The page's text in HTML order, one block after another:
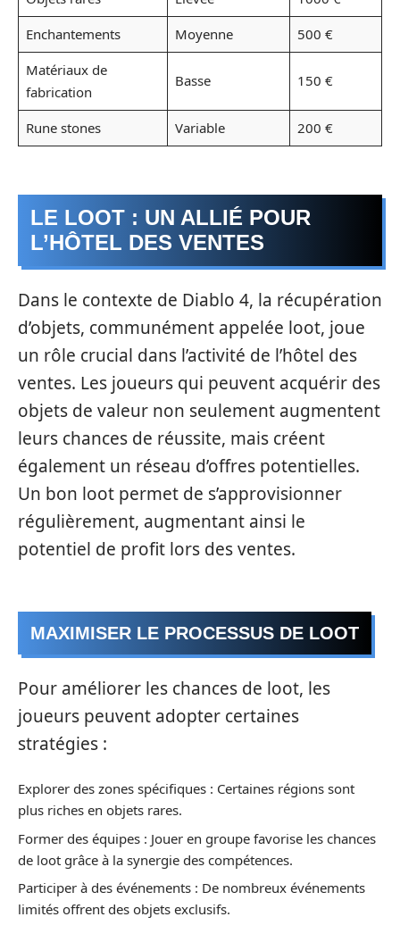
Enchantements
Moyenne
500 €
Matériaux de
fabrication
Basse 150 €
Rune stones Variable 200 €
LE LOOT : UN ALLIÉ POUR
L’HÔTEL DES VENTES
Dans le contexte de Diablo 4, la récupération
d’objets, communément appelée loot, joue
un rôle crucial dans l’activité de l’hôtel des
ventes. Les joueurs qui peuvent acquérir des
objets de valeur non seulement augmentent
leurs chances de réussite, mais créent
également un réseau d’offres potentielles.
Un bon loot permet de s’approvisionner
régulièrement, augmentant ainsi le
potentiel de profit lors des ventes.
MAXIMISER LE PROCESSUS DE LOOT
Pour améliorer les chances de loot, les
joueurs peuvent adopter certaines
stratégies :
Explorer des zones spécifiques : Certaines régions sont
plus riches en objets rares.
Former des équipes : Jouer en groupe favorise les chances
de loot grâce à la synergie des compétences.
Participer à des événements : De nombreux événements
limités offrent des objets exclusifs.